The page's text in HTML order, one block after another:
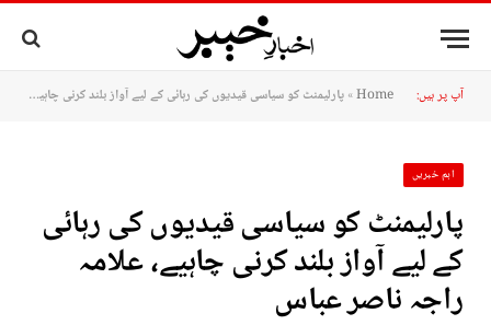
آپ پر ہیں: Home
»پارلیمنٹ کو سیاسی قیدیوں کی رہائی کے لیے آواز بلند کرنی چاہیے، علامہ راجہ ناصر عباس
اہم خبریں
پارلیمنٹ کو سیاسی قیدیوں کی رہائی
کے لیے آواز بلند کرنی چاہیے، علامہ
راجہ ناصر عباس